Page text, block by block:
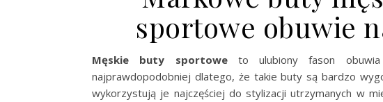
sportowe obuwie
Męskie buty sportoweto ulubiony fason obuwia
najprawdopodobniej dlatego, że takie buty są bardzo
wykorzystują je najczęściej do stylizacji utrzymanych w